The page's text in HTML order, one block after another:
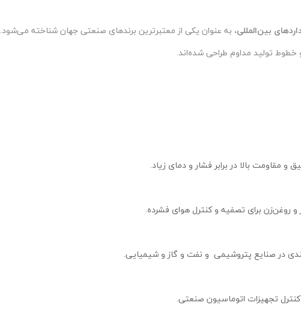
بین‌المللی، به عنوان یکی از معتبرترین برندهای صنعتی جهان شناخته می‌شود.
تولید مداوم طراحی شده‌اند.
و مقاومت بالا در برابر فشار و دمای زیاد.
و روغن‌زن برای تصفیه و کنترل هوای فشرده.
در صنایع پتروشیمی و نفت و گاز و شیمیایی.
تجهیزات اتوماسیون صنعتی.